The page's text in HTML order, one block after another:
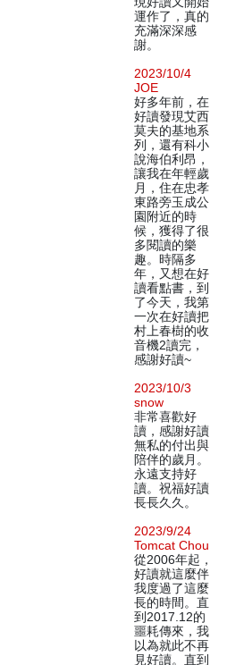
運作了，真的
充滿深深感
謝。
2023/10/4
JOE
好多年前，在
好讀發現艾西
莫夫的基地系
列，還有科小
說海伯利昂，
讓我在年輕歲
月，住在忠孝
東路旁玉成公
園附近的時
候，獲得了很
多閱讀的樂
趣。時隔多
年，又想在好
讀看點書，到
了今天，我第
一次在好讀把
村上春樹的收
音機2讀完，
感謝好讀~
2023/10/3
snow
非常喜歡好
讀，感謝好讀
無私的付出與
陪伴的歲月。
永遠支持好
讀。祝福好讀
長長久久。
2023/9/24
Tomcat Chou
從2006年起，
好讀就這麼伴
我度過了這麼
長的時間。直
到2017.12的
噩耗傳來，我
以為就此不再
見好讀。直到